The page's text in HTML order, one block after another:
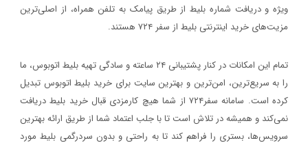
ویژه و دریافت شماره‌ بلیط از طریق پیامک به تلفن همراه، از اصلی‌ترین
مزیت‌های خرید اینترنتی بلیط از سفر ۷۲۴ هستند.
تمام این امکانات در کنار پشتیبانی‌ ۲۴ ساعته و سادگی تهیه بلیط اتوبوس، ما
را به سریع‌ترین، امن‌ترین و بهترین سایت برای خرید بلیط اتوبوس تبدیل
کرده است. سامانه سفر۷۲۴ از شما هیچ کارمزدی قبال خرید بلیط دریافت
نمی‌کند و همیشه در تلاش است تا با جلب اعتماد شما از طریق ارائه بهترین
سرویس‌ها، بستری را فراهم کند تا به راحتی و بدون سردرگمی بلیط مورد